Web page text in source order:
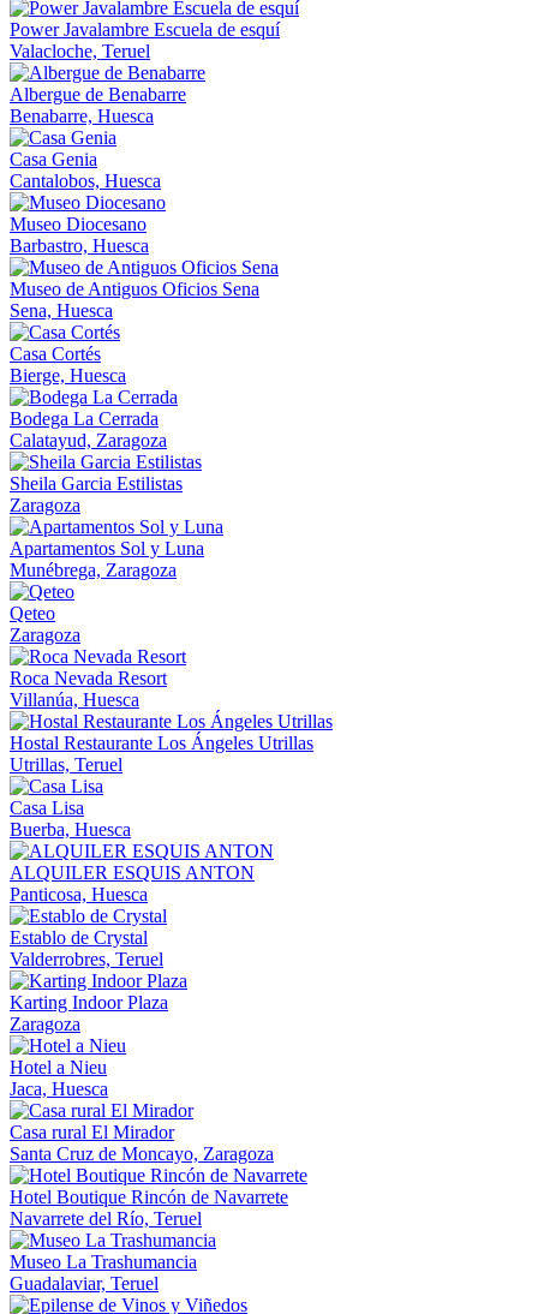
Power Javalambre Escuela de esquí
Valacloche, Teruel
Albergue de Benabarre
Benabarre, Huesca
Casa Genia
Cantalobos, Huesca
Museo Diocesano
Barbastro, Huesca
Museo de Antiguos Oficios Sena
Sena, Huesca
Casa Cortés
Bierge, Huesca
Bodega La Cerrada
Calatayud, Zaragoza
Sheila Garcia Estilistas
Zaragoza
Apartamentos Sol y Luna
Munébrega, Zaragoza
Qeteo
Zaragoza
Roca Nevada Resort
Villanúa, Huesca
Hostal Restaurante Los Ángeles Utrillas
Utrillas, Teruel
Casa Lisa
Buerba, Huesca
ALQUILER ESQUIS ANTON
Panticosa, Huesca
Establo de Crystal
Valderrobres, Teruel
Karting Indoor Plaza
Zaragoza
Hotel a Nieu
Jaca, Huesca
Casa rural El Mirador
Santa Cruz de Moncayo, Zaragoza
Hotel Boutique Rincón de Navarrete
Navarrete del Río, Teruel
Museo La Trashumancia
Guadalaviar, Teruel